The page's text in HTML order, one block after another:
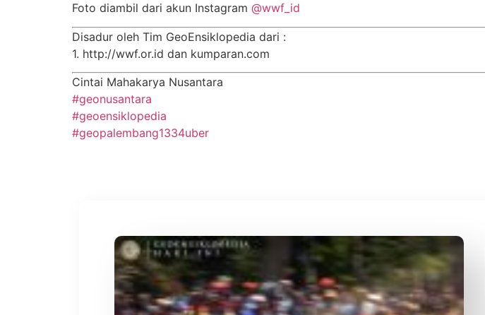
Foto diambil dari akun Instagram @wwf_id
Disadur oleh Tim GeoEnsiklopedia dari :
1. http://wwf.or.id dan kumparan.com
Cintai Mahakarya Nusantara
#geonusantara
#geoensiklopedia
#geopalembang1334uber